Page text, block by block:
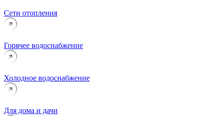
Сети отопления
Горячее водоснабжение
Холодное водоснабжение
Для дома и дачи